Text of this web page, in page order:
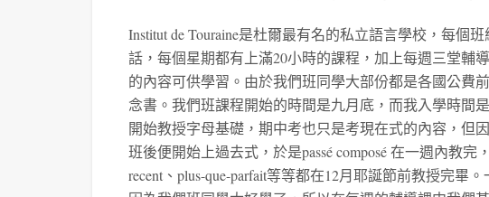
Institut de Touraine是杜爾最有名的私立語言學校，每個
話，每個星期都有上滿20小時的課程，加上每週三堂輔
的內容可供學習。由於我們班同學大部份都是各國公費
念書。我們班課程開始的時間是九月底，而我入學時間
開始教授字母基礎，期中考也只是考現在式的內容，但
班後便開始上過去式，於是passé composé 在一週內教完
recent、plus-que-parfait等等都在12月耶誕節前教授完畢